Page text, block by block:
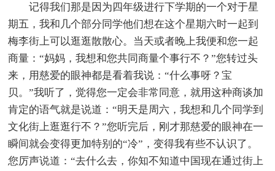
记得我们那是因为四年级进行下学期的一个对于星
期五，我和几个部分同学他们想在这个星期六时一起到
梅李街上可以逛逛散散心。当天或者晚上我便和您一起
商量：“妈妈，我想和您共同商量个事行不？”您转过头
来，用慈爱的眼神都是看着我说：“什么事呀？宝
贝。”我听了，觉得您一定会非常同意，就用这种商谈加
肯定的语气就是说道：“明天是周六，我想和几个同学到
文化街上逛逛行不？”您听完后，刚才那慈爱的眼神在一
瞬间就会变得更加特别的“冷”，变得我有些不认识了。
您厉声说道：“去什么去，你知不知道中国现在通过街上